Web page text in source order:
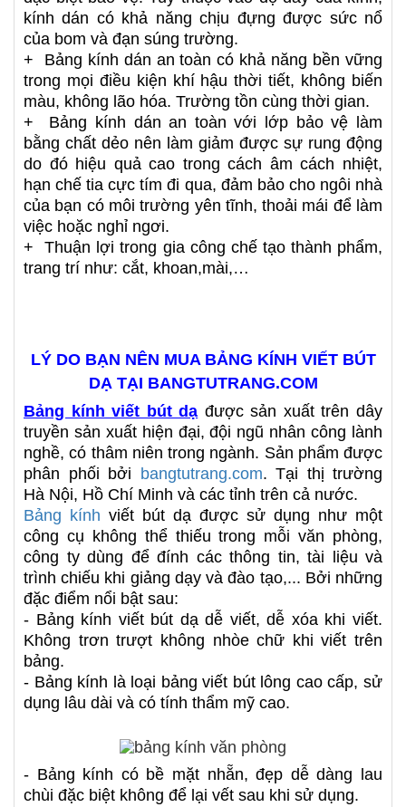
kính dán có khả năng chịu đựng được sức nổ
của bom và đạn súng trường.
+ Bảng kính dán an toàn có khả năng bền vững
trong mọi điều kiện khí hậu thời tiết, không biến
màu, không lão hóa. Trường tồn cùng thời gian.
+ Bảng kính dán an toàn với lớp bảo vệ làm
bằng chất dẻo nên làm giảm được sự rung động
do đó hiệu quả cao trong cách âm cách nhiệt,
hạn chế tia cực tím đi qua, đảm bảo cho ngôi nhà
của bạn có môi trường yên tĩnh, thoải mái để làm
việc hoặc nghỉ ngơi.
+ Thuận lợi trong gia công chế tạo thành phẩm,
trang trí như: cắt, khoan,mài,…
LÝ DO BẠN NÊN MUA BẢNG KÍNH VIẾT BÚT
DẠ TẠI BANGTUTRANG.COM
Bảng kính viết bút dạ được sản xuất trên dây
truyền sản xuất hiện đại, đội ngũ nhân công lành
nghề, có thâm niên trong ngành. Sản phẩm được
phân phối bởi
bangtutrang.com. Tại thị trường
Hà Nội, Hồ Chí Minh và các tỉnh trên cả nước.
Bảng kính viết bút dạ được sử dụng như một
công cụ không thể thiếu trong mỗi văn phòng,
công ty dùng để đính các thông tin, tài liệu và
trình chiếu khi giảng dạy và đào tạo,... Bởi những
đặc điểm nổi bật sau:
- Bảng kính viết bút dạ dễ viết, dễ xóa khi viết.
Không trơn trượt không nhòe chữ khi viết trên
bảng.
- Bảng kính là loại bảng viết bút lông cao cấp, sử
dụng lâu dài và có tính thẩm mỹ cao.
- Bảng kính có bề mặt nhẵn, đẹp dễ dàng lau
chùi đặc biệt không để lại vết sau khi sử dụng.